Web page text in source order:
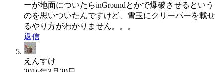
ーが地面についたらinGroundとかで爆破させるという
のを思いついたんですけど、雪玉にクリーパーを載せ
るやり方がわかりません。。。
返信
えんすけ